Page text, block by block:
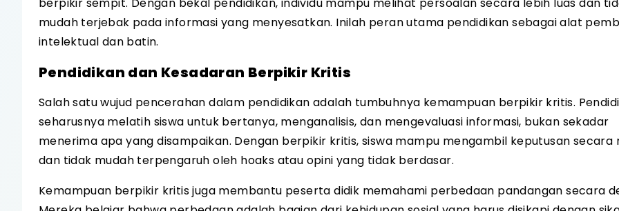
mudah terjebak pada informasi yang menyesatkan. Inilah peran utama pendidikan sebagai alat
intelektual dan batin.
Pendidikan dan Kesadaran Berpikir Kritis
Salah satu wujud pencerahan dalam pendidikan adalah tumbuhnya kemampuan berpikir kritis.
seharusnya melatih siswa untuk bertanya, menganalisis, dan mengevaluasi informasi, bukan sekadar
menerima apa yang disampaikan. Dengan berpikir kritis, siswa mampu mengambil keputusan secara
dan tidak mudah terpengaruh oleh hoaks atau opini yang tidak berdasar.
Kemampuan berpikir kritis juga membantu peserta didik memahami perbedaan pandangan secara